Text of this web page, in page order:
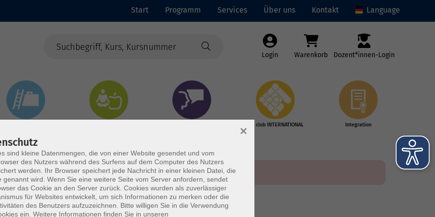
Start Programm Services Über uns Kontakt Language
Login Warenkorb Dozent*innen-Login
vhs club INTERNATIONAL Integration
sind kleine Datenmengen, die von einer Website gesendet und vom
des Nutzers während des Surfens auf dem Computer des Nutzers
werden. Ihr Browser speichert jede Nachricht in einer kleinen Datei, die
genannt wird. Wenn Sie eine weitere Seite vom Server anfordern, sendet
das Cookie an den Server zurück. Cookies wurden als zuverlässiger
für Websites entwickelt, um sich Informationen zu merken oder die
des Benutzers aufzuzeichnen. Bitte willigen Sie in die Verwendung
ein. Weitere Informationen finden Sie in unseren
×